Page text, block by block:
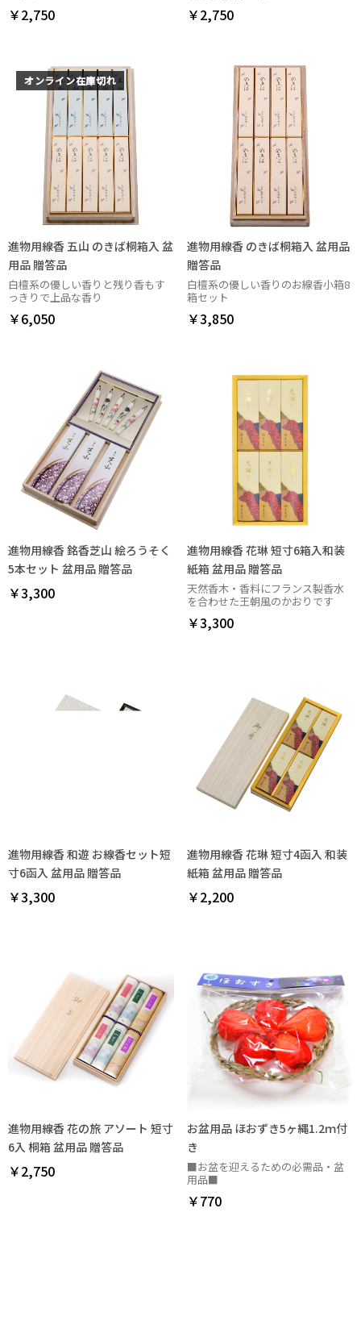
￥2,750 ￥2,750
オンライン在庫切れ
進物用線香 五山 のきば桐箱入 盆
用品 贈答品
白檀系の優しい香りと残り香もす
っきりで上品な香り
￥6,050
進物用線香 のきば桐箱入 盆用品
贈答品
白檀系の優しい香りのお線香小箱8
箱セット
￥3,850
進物用線香 銘香芝山 絵ろうそく
5本セット 盆用品 贈答品
￥3,300
進物用線香 花琳 短寸6箱入和装
紙箱 盆用品 贈答品
天然香木・香料にフランス製香水
を合わせた王朝風のかおりです
￥3,300
進物用線香 和遊 お線香セット短
寸6函入 盆用品 贈答品
￥3,300
進物用線香 花琳 短寸4函入 和装
紙箱 盆用品 贈答品
￥2,200
進物用線香 花の旅 アソート 短寸
6入 桐箱 盆用品 贈答品
￥2,750
お盆用品 ほおずき5ヶ縄1.2ｍ付
き
■お盆を迎えるための必需品・盆
用品■
￥770